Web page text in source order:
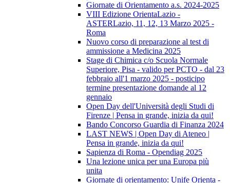
Giornate di Orientamento a.s. 2024-2025
VIII Edizione OrientaLazio -
ASTERLazio, 11, 12, 13 Marzo 2025 -
Roma
Nuovo corso di preparazione al test di
ammissione a Medicina 2025
Stage di Chimica c/o Scuola Normale
Superiore, Pisa - valido per PCTO - dal 23
febbraio all'1 marzo 2025 - posticipo
termine presentazione domande al 12
gennaio
Open Day dell'Università degli Studi di
Firenze | Pensa in grande, inizia da qui!
Bando Concorso Guardia di Finanza 2024
LAST NEWS | Open Day di Ateneo |
Pensa in grande, inizia da qui!
Sapienza di Roma - Opendiag 2025
Una lezione unica per una Europa più
unita
Giornate di orientamento: Unife Orienta -